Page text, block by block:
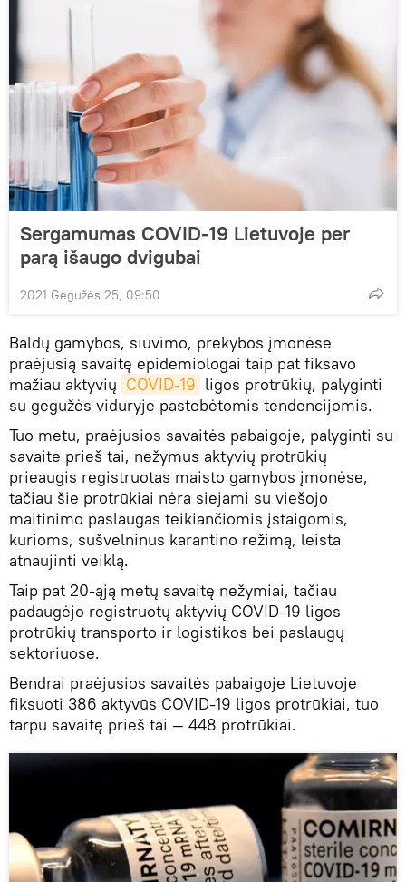
Sergamumas COVID-19 Lietuvoje per
parą išaugo dvigubai
2021 Gegužės 25, 09:50
Baldų gamybos, siuvimo, prekybos įmonėse
praėjusią savaitę epidemiologai taip pat fiksavo
mažiau aktyvių COVID-19 ligos protrūkių, palyginti
su gegužės viduryje pastebėtomis tendencijomis.
Tuo metu, praėjusios savaitės pabaigoje, palyginti su
savaite prieš tai, nežymus aktyvių protrūkių
prieaugis registruotas maisto gamybos įmonėse,
tačiau šie protrūkiai nėra siejami su viešojo
maitinimo paslaugas teikiančiomis įstaigomis,
kurioms, sušvelninus karantino režimą, leista
atnaujinti veiklą.
Taip pat 20-ąją metų savaitę nežymiai, tačiau
padaugėjo registruotų aktyvių COVID-19 ligos
protrūkių transporto ir logistikos bei paslaugų
sektoriuose.
Bendrai praėjusios savaitės pabaigoje Lietuvoje
fiksuoti 386 aktyvūs COVID-19 ligos protrūkiai, tuo
tarpu savaitę prieš tai — 448 protrūkiai.